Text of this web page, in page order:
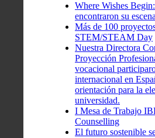
Where Wishes
encontraron su
Más de 100
STEM/STEAM Day
Nuestra Directora
Proyección
vocacional
internacional en
orientación para la
universidad.
I Mesa de Trabajo
Counselling
El futuro sostenible